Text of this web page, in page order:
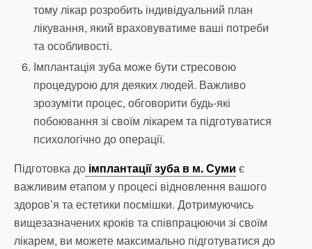
тому лікар розробить індивідуальний план
лікування, який враховуватиме ваші потреби
та особливості.
Імплантація зуба може бути стресовою
процедурою для деяких людей. Важливо
зрозуміти процес, обговорити будь-які
побоювання зі своїм лікарем та підготуватися
психологічно до операції.
Підготовка до імплантації зуба в м. Суми є
важливим етапом у процесі відновлення вашого
здоров’я та естетики посмішки. Дотримуючись
вищезазначених кроків та співпрацюючи зі своїм
лікарем, ви можете максимально підготуватися до